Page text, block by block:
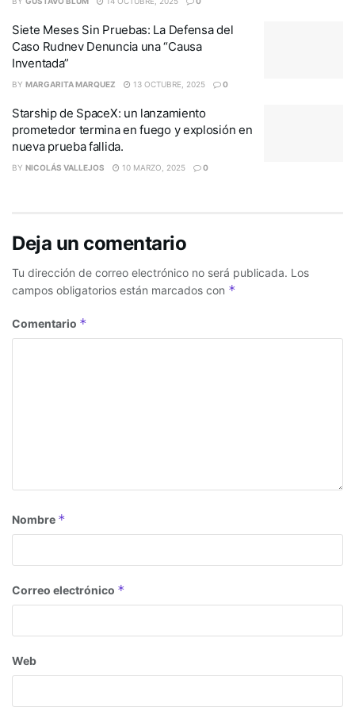
Siete Meses Sin Pruebas: La Defensa del
Caso Rudnev Denuncia una “Causa
Inventada”
BY MARGARITA MARQUEZ 13 OCTUBRE, 2025 0
Starship de SpaceX: un lanzamiento
prometedor termina en fuego y explosión en
nueva prueba fallida.
BY NICOLÁS VALLEJOS 10 MARZO, 2025 0
Deja un comentario
Tu dirección de correo electrónico no será publicada. Los
campos obligatorios están marcados con *
Comentario *
Nombre *
Correo electrónico *
Web